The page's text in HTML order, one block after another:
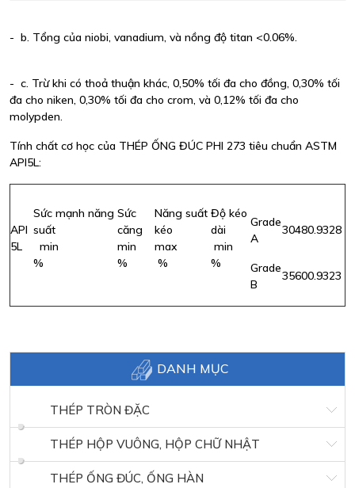
- b. Tổng của niobi, vanadium, và nồng độ titan <0.06%.
- c. Trừ khi có thoả thuận khác, 0,50% tối đa cho đồng, 0,30% tối
đa cho niken, 0,30% tối đa cho crom, và 0,12% tối đa cho
molypden.
Tính chất cơ học của THÉP ỐNG ĐÚC PHI 273 tiêu chuẩn ASTM
API5L:
API
5L
Sức mạnh năng
suất
min
%
Sức
căng
min
%
Năng suất
kéo
max
%
Độ kéo
dài
min
%
Grade
A
30480.9328
Grade
B
35600.9323
DANH MỤC
THÉP TRÒN ĐẶC
THÉP HỘP VUÔNG, HỘP CHỮ NHẬT
THÉP ỐNG ĐÚC, ỐNG HÀN